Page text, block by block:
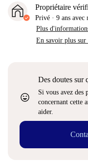
Propriétaire
Privé · 9 ans avec
Plus
En savoir plus
sentiment_very_satisfied
Des doutes sur
Si vous avez des
concernant cette
aider.